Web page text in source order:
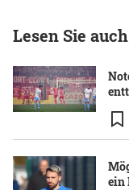
Lesen Sie auch
ein